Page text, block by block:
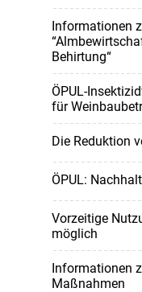
Informationen
Behirtung“
ÖPUL-
für
Die Reduktion
ÖPUL:
Vorzeitige
möglich
Informationen
Maßnahmen